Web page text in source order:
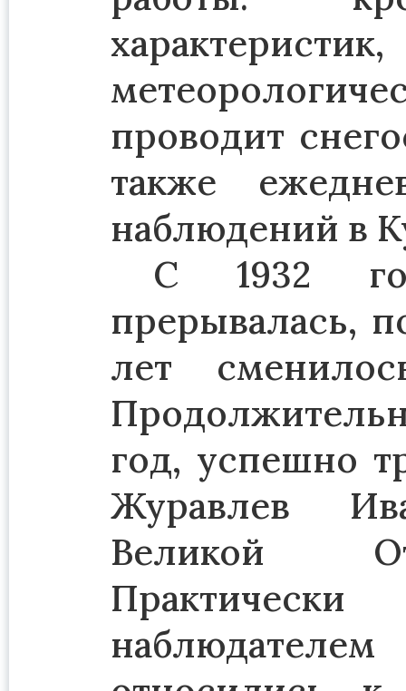
проводит
также
наблюдений в
С 1932
прерывалась,
лет
год, успешно
Журавлев
Великой